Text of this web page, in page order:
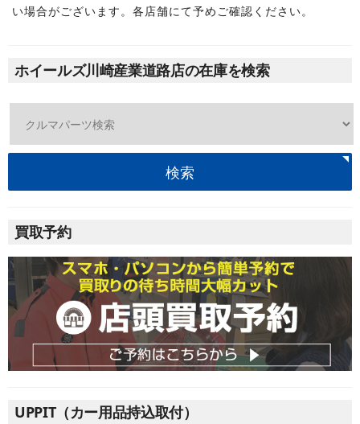
い場合がございます。各店舗にて予めご確認ください。
ホイールズ川崎産業道路店の在庫を検索
検索
買取予約
UPPIT（カー用品持込取付）